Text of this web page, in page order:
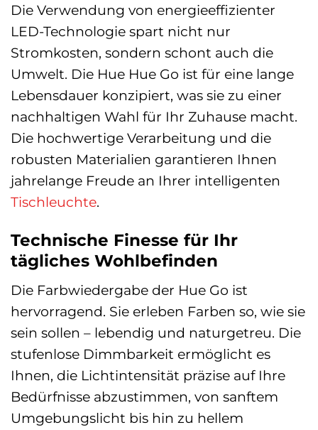
Die Verwendung von energieeffizienter
LED-Technologie spart nicht nur
Stromkosten, sondern schont auch die
Umwelt. Die Hue Hue Go ist für eine lange
Lebensdauer konzipiert, was sie zu einer
nachhaltigen Wahl für Ihr Zuhause macht.
Die hochwertige Verarbeitung und die
robusten Materialien garantieren Ihnen
jahrelange Freude an Ihrer intelligenten
Tischleuchte.
Technische Finesse für Ihr
tägliches Wohlbefinden
Die Farbwiedergabe der Hue Go ist
hervorragend. Sie erleben Farben so, wie sie
sein sollen – lebendig und naturgetreu. Die
stufenlose Dimmbarkeit ermöglicht es
Ihnen, die Lichtintensität präzise auf Ihre
Bedürfnisse abzustimmen, von sanftem
Umgebungslicht bis hin zu hellem